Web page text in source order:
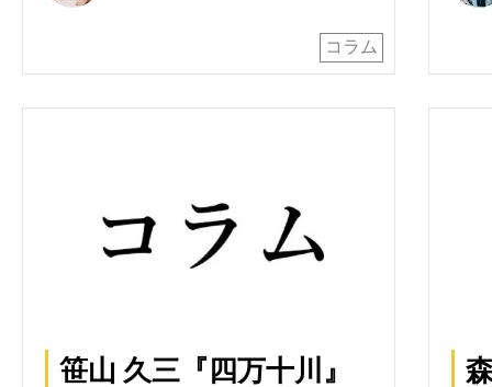
コラム
笹山 久三『四万十川』